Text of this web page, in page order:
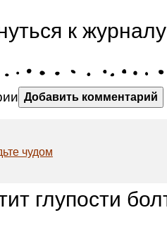
к
Добавить комментарий
чудом
глупости